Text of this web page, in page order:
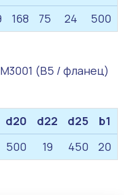
168 75 24 500
(B5 / фланец)
d20 d22 d25 b1
500 19 450 20